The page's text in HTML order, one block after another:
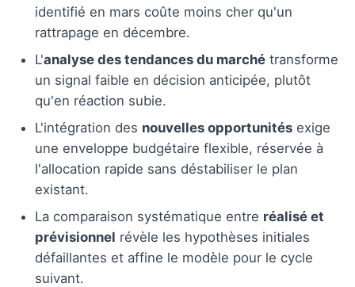
identifié en mars coûte moins cher qu'un
rattrapage en décembre.
L'analyse des tendances du marché transforme
un signal faible en décision anticipée, plutôt
qu'en réaction subie.
L'intégration des nouvelles opportunités exige
une enveloppe budgétaire flexible, réservée à
l'allocation rapide sans déstabiliser le plan
existant.
La comparaison systématique entre réalisé et
prévisionnel révèle les hypothèses initiales
défaillantes et affine le modèle pour le cycle
suivant.